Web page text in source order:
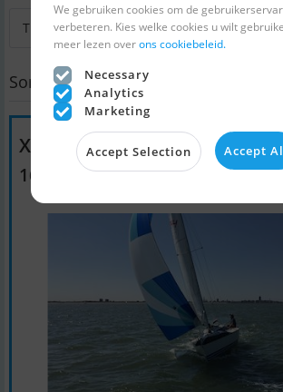
Terug naar zoeken Volgende
Sort
X-79 X-Yachts
16.900 EUR
We gebruiken cookies om de
verbeteren. Kies welke cookies u wilt
meer lezen overons cookiebeleid.
Necessary
Analytics
Marketing
Accept Selection Accept